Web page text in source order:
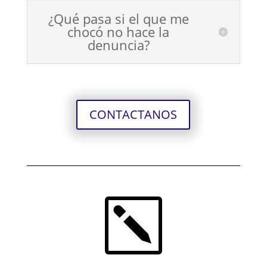
¿Qué pasa si el que me
chocó no hace la
denuncia?
CONTACTANOS
k